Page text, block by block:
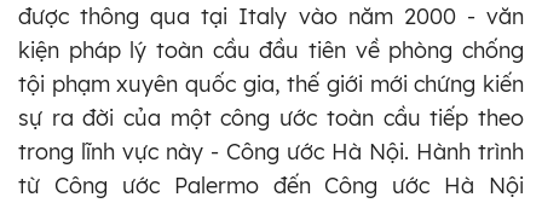
được thông qua tại Italy vào năm 2000 - văn
kiện pháp lý toàn cầu đầu tiên về phòng chống
tội phạm xuyên quốc gia, thế giới mới chứng kiến
sự ra đời của một công ước toàn cầu tiếp theo
trong lĩnh vực này - Công ước Hà Nội. Hành trình
từ Công ước Palermo đến Công ước Hà Nội